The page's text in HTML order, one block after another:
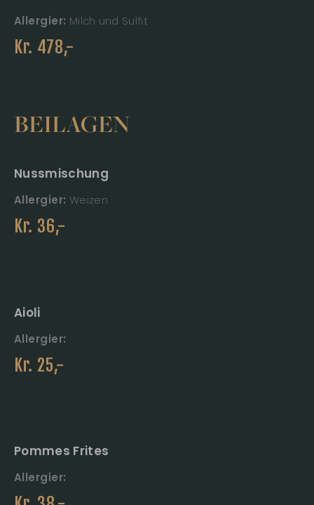
Allergier: Milch und Sulfit
Kr. 478,-
BEILAGEN
Nussmischung
Allergier: Weizen
Kr. 36,-
Aioli
Allergier:
Kr. 25,-
Pommes Frites
Allergier: